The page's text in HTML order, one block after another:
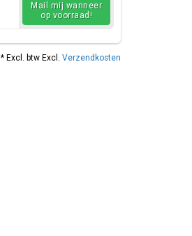
Mail mij wanneer
op voorraad!
* Excl. btw Excl. Verzendkosten